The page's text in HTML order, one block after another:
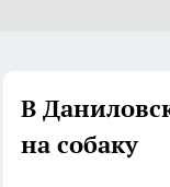
В
на собаку